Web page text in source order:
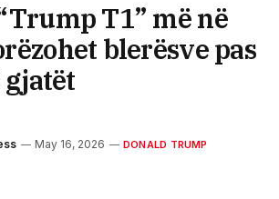
T1” më në
blerësve pas
May 16, 2026 DONALD TRUMP